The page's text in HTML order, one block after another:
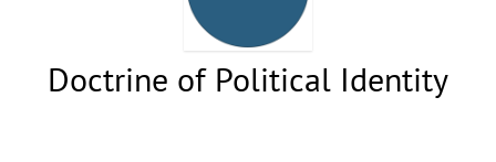
Doctrine of Political Identity